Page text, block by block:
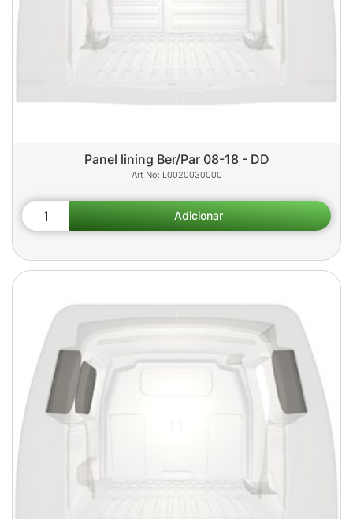
Panel lining Ber/Par 08-18 - DD
L0020030000